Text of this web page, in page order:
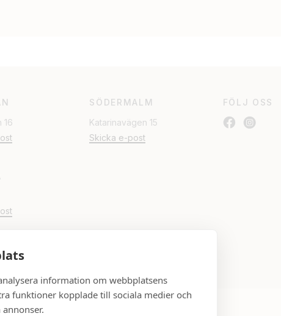
information om webbplatsens
funktioner kopplade till sociala medier och
16
SÖDERMALM
Katarinavägen 15
Skicka e-post
FÖLJ OSS